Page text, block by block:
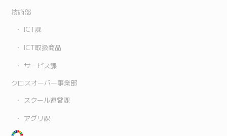
技術部
ICT課
ICT取扱商品
サービス課
クロスオーバー事業部
スクール運営課
アグリ課